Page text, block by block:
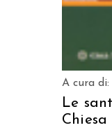
A cura di:
Le
Chiesa